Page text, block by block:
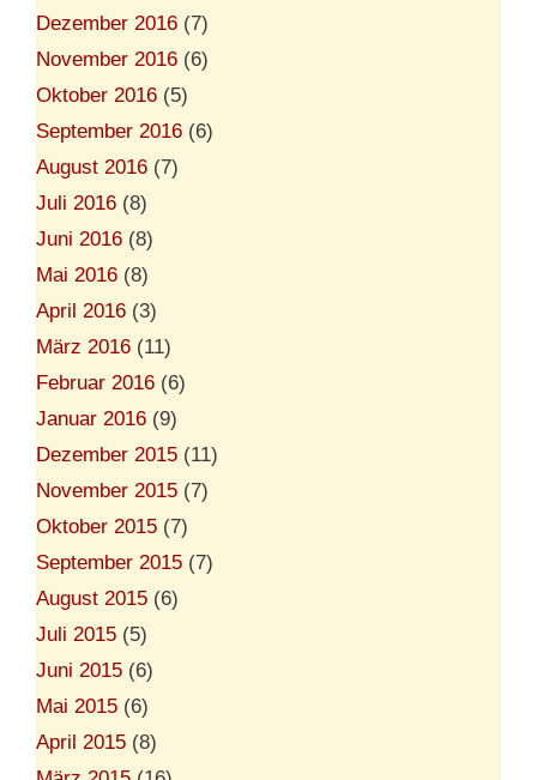
Dezember 2016 (7)
November 2016 (6)
Oktober 2016 (5)
September 2016 (6)
August 2016 (7)
Juli 2016 (8)
Juni 2016 (8)
Mai 2016 (8)
April 2016 (3)
März 2016 (11)
Februar 2016 (6)
Januar 2016 (9)
Dezember 2015 (11)
November 2015 (7)
Oktober 2015 (7)
September 2015 (7)
August 2015 (6)
Juli 2015 (5)
Juni 2015 (6)
Mai 2015 (6)
April 2015 (8)